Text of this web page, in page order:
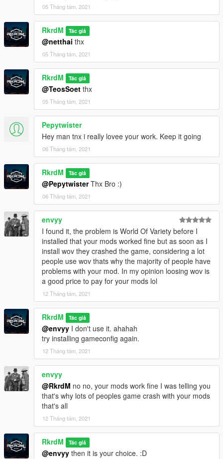
05 Tháng tám, 2021
RkrdM Tác giả
@netthai thx
05 Tháng tám, 2021
RkrdM Tác giả
@TeosSoet thx
05 Tháng tám, 2021
Pepytwister
Hey man tnx i really lovee your work. Keep it going
06 Tháng tám, 2021
RkrdM Tác giả
@PepytwisterThx Bro :)
06 Tháng tám, 2021
envyy
I found it, the problem is World Of Variety before I
installed that your mods worked fine but as soon as I
install wov they crashed the game, considering a lot
people use wov thats why the majority of people have
problems with your mod. In my opinion loosing wov is
a good price to pay for your mods lol
12 Tháng tám, 2021
RkrdM Tác giả
@envyy I don't use it. ahahah
try installing gameconfig again.
12 Tháng tám, 2021
envyy
@RkrdM no no, your mods work fine I was telling you
that's why lots of peoples game crash with your mods
that's all
12 Tháng tám, 2021
RkrdM Tác giả
@envyy then it is your choice. :D